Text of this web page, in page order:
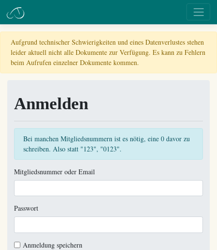
Aufgrund technischer Schwierigkeiten und eines Datenverlustes stehen
leider aktuell nicht alle Dokumente zur Verfügung. Es kann zu Fehlern
beim Aufrufen einzelner Dokumente kommen.
Anmelden
Bei manchen Mitgliedsnummern ist es nötig, eine 0 davor zu
schreiben. Also statt "123", "0123".
Mitgliedsnummer oder Email
Passwort
Anmeldung speichern